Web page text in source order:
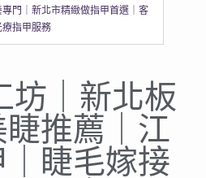
專門｜新北市精緻做指甲首選｜客
指甲服務
坊｜新北板
推薦｜江
睫毛嫁接